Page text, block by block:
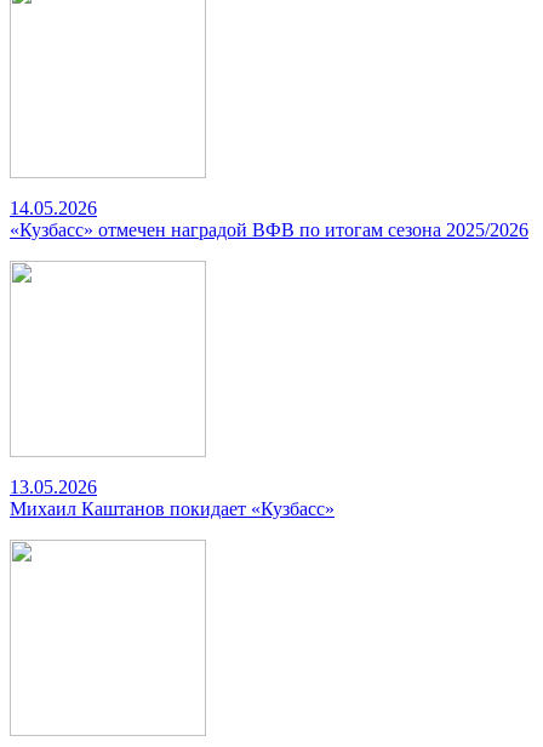
14.05.2026
«Кузбасс» отмечен наградой ВФВ по итогам сезона 2025/2026
13.05.2026
Михаил Каштанов покидает «Кузбасс»